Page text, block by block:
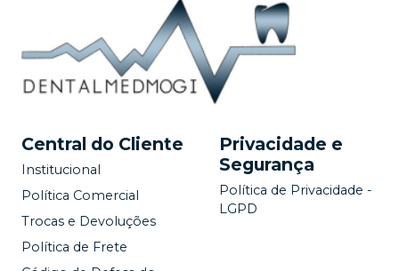
Central do Cliente
Institucional
Política Comercial
Trocas e Devoluções
Política de Frete
Privacidade e
Segurança
Política de Privacidade -
LGPD